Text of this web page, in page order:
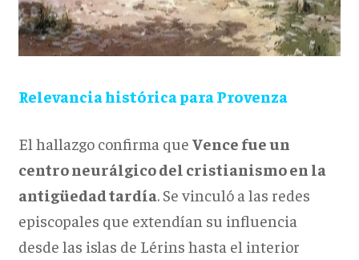
Relevancia histórica para Provenza
El hallazgo confirma que Vence fue un
centro neurálgico del cristianismo en la
antigüedad tardía. Se vinculó a las redes
episcopales que extendían su influencia
desde las islas de Lérins hasta el interior